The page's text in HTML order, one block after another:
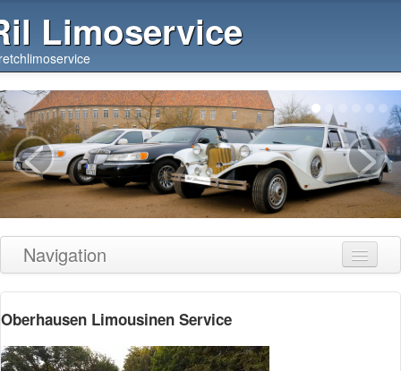
Limoservice
< >
Navigation
Über uns
Unsere Limousinen
Preise
Oberhausen Limousinen Service